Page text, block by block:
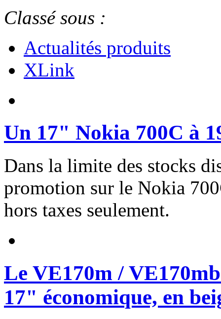
Classé sous :
Actualités produits
XLink
Un 17" Nokia 700C à
Dans la limite des stocks
promotion sur le Nokia
hors taxes seulement.
Le VE170m /
17" économique, en